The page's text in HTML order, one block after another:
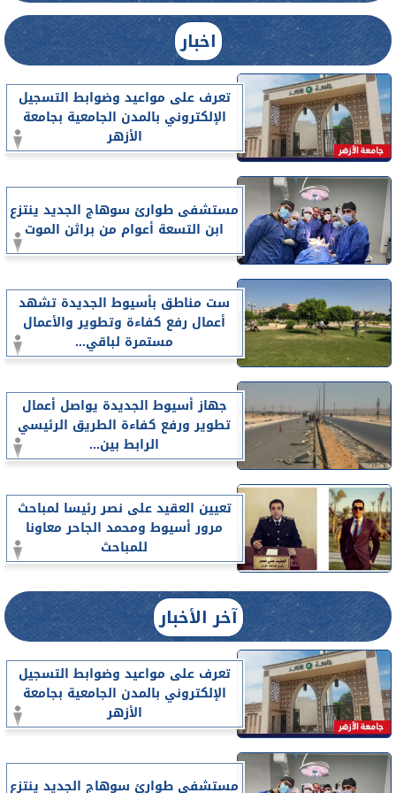
اخبار
تعرف على مواعيد وضوابط التسجيل
الإلكتروني بالمدن الجامعية بجامعة
الأزهر
مستشفى طوارئ سوهاج الجديد ينتزع
ابن التسعة أعوام من براثن الموت
ست مناطق بأسيوط الجديدة تشهد
أعمال رفع كفاءة وتطوير والأعمال
مستمرة لباقي...
جهاز أسيوط الجديدة يواصل أعمال
تطوير ورفع كفاءة الطريق الرئيسي
الرابط بين...
تعيين العقيد على نصر رئيسا لمباحث
مرور أسيوط ومحمد الجاحر معاونا
للمباحث
آخر الأخبار
تعرف على مواعيد وضوابط التسجيل
الإلكتروني بالمدن الجامعية بجامعة
الأزهر
مستشفى طوارئ سوهاج الجديد ينتزع